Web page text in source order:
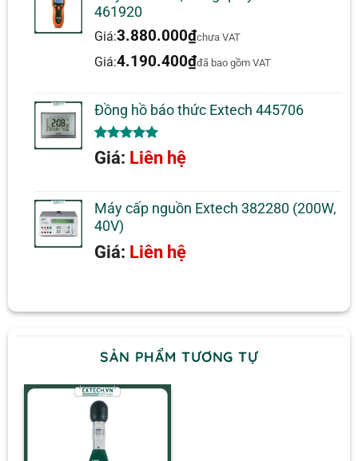
Bộ nhớ : 50 giá trị đọc
+ Quả cầu: đường kính 50mm
461920
Giá:3.880.000₫chưa VAT
Giá:4.190.400₫đã bao gồm VAT
Đồng hồ báo thức Extech 445706
5.00trên 5
dựa trên
1
Giá: Liên hệ
Máy cấp nguồn Extech 382280 (200W,
40V)
Giá: Liên hệ
SẢN PHẨM TƯƠNG TỰ